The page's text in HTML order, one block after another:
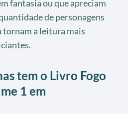
fantasia ou que apreciam
de personagens
tornam a leitura mais
tem o Livro Fogo
1 em